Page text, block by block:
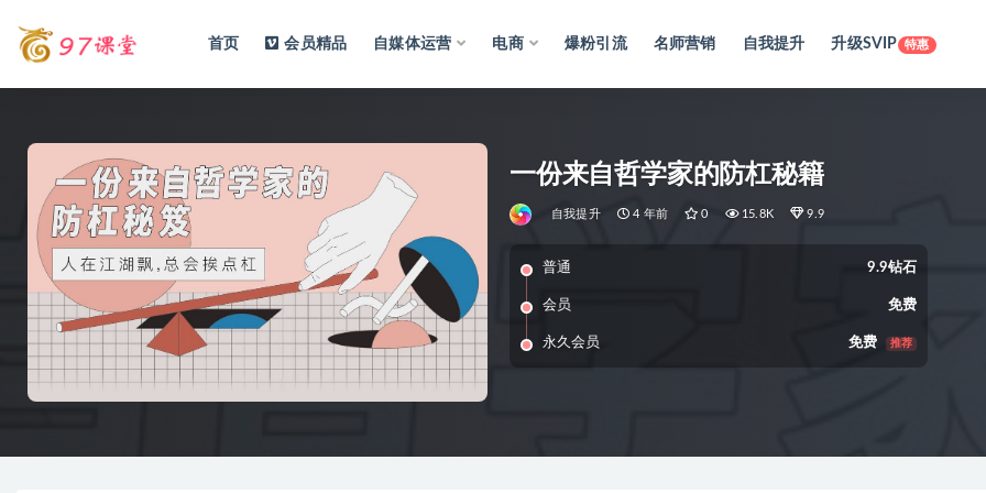
首页 会员精品 自媒体运营 电商 爆粉引流 名师营销 自我提升 升级SVIP 特惠
一份来自哲学家的防杠秘籍
自我提升 4 年前 0 15.8K 9.9
普通 9.9钻石
会员 免费
永久会员 免费 推荐